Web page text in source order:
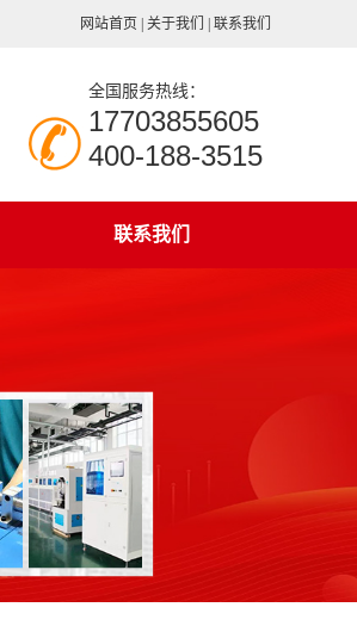
网站首页 关于我们 联系我们
全国服务热线：
17703855605
400-188-3515
联系我们